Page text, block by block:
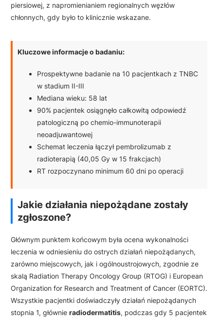
piersiowej, z napromienianiem regionalnych węzłów
chłonnych, gdy było to klinicznie wskazane.
Kluczowe informacje o badaniu:
Prospektywne badanie na 10 pacjentkach z TNBC
w stadium II-III
Mediana wieku: 58 lat
90% pacjentek osiągnęło całkowitą odpowiedź
patologiczną po chemio-immunoterapii
neoadjuwantowej
Schemat leczenia łączył pembrolizumab z
radioterapią (40,05 Gy w 15 frakcjach)
RT rozpoczynano minimum 60 dni po operacji
Jakie działania niepożądane zostały
zgłoszone?
Głównym punktem końcowym była ocena wykonalności
leczenia w odniesieniu do ostrych działań niepożądanych,
zarówno miejscowych, jak i ogólnoustrojowych, zgodnie ze
skalą Radiation Therapy Oncology Group (RTOG) i European
Organization for Research and Treatment of Cancer (EORTC).
Wszystkie pacjentki doświadczyły działań niepożądanych
stopnia 1, głównie radiodermatitis, podczas gdy 5 pacjentek